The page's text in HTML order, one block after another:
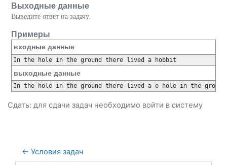
Выходные данные
Выведите ответ на задачу.
Примеры
входные данные
выходные данные
Сдать: для сдачи задач необходимо войти в систему
← Условия задач